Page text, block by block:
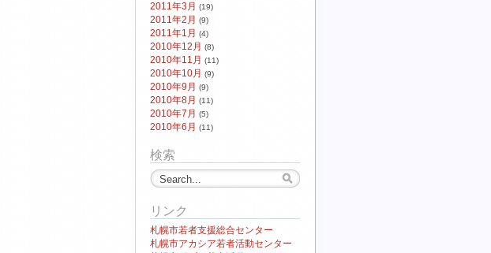
2011年3月 (19)
2011年2月 (9)
2011年1月 (4)
2010年12月 (8)
2010年11月 (11)
2010年10月 (9)
2010年9月 (9)
2010年8月 (11)
2010年7月 (5)
2010年6月 (11)
検索
リンク
札幌市若者支援総合センター
札幌市アカシア若者活動センター